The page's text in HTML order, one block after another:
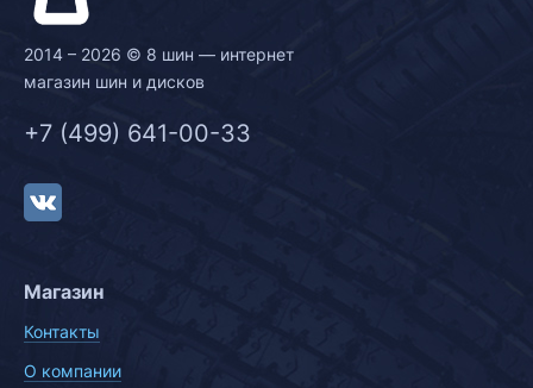
2014 – 2026 © 8 шин — интернет
магазин шин и дисков
+7 (499) 641-00-33
Магазин
Контакты
О компании